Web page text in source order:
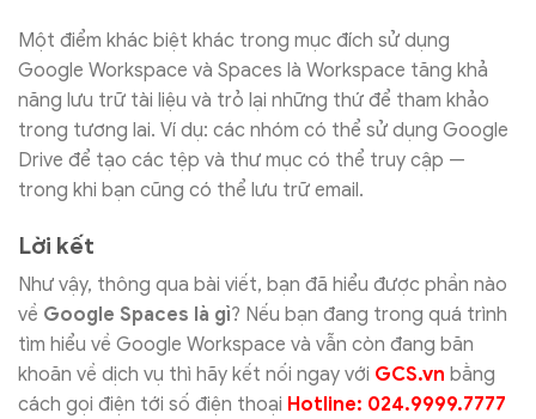
Một điểm khác biệt khác trong mục đích sử dụng
Google Workspace và Spaces là Workspace tăng khả
năng lưu trữ tài liệu và trỏ lại những thứ để tham khảo
trong tương lai. Ví dụ: các nhóm có thể sử dụng Google
Drive để tạo các tệp và thư mục có thể truy cập —
trong khi bạn cũng có thể lưu trữ email.
Lời kết
Như vậy, thông qua bài viết, bạn đã hiểu được phần nào
về Google Spaces là gì? Nếu bạn đang trong quá trình
tìm hiểu về Google Workspace và vẫn còn đang băn
khoăn về dịch vụ thì hãy kết nối ngay với GCS.vn bằng
cách gọi điện tới số điện thoại Hotline: 024.9999.7777